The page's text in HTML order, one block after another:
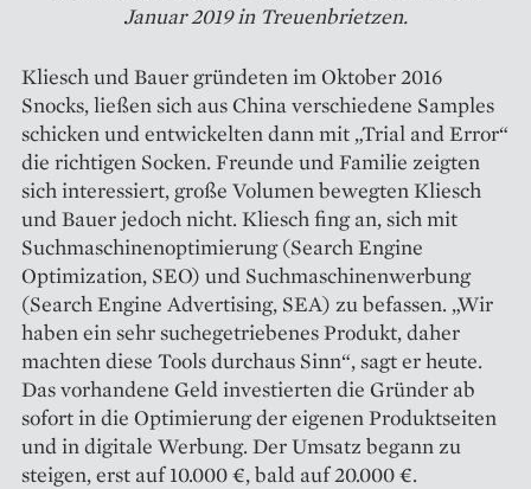
Januar 2019 in Treuenbrietzen.
Kliesch und Bauer gründeten im Oktober 2016
Snocks, ließen sich aus China verschiedene Samples
schicken und entwickelten dann mit „Trial and Error“
die richtigen Socken. Freunde und Familie zeigten
sich interessiert, große Volumen bewegten Kliesch
und Bauer jedoch nicht. Kliesch fing an, sich mit
Suchmaschinenoptimierung (Search Engine
Optimization, SEO) und Suchmaschinenwerbung
(Search Engine Advertising, SEA) zu befassen. „Wir
haben ein sehr suchegetriebenes Produkt, daher
machten diese Tools durchaus Sinn“, sagt er heute.
Das vorhandene Geld investierten die Gründer ab
sofort in die Optimierung der eigenen Produktseiten
und in digitale Werbung. Der Umsatz begann zu
steigen, erst auf 10.000 €, bald auf 20.000 €.